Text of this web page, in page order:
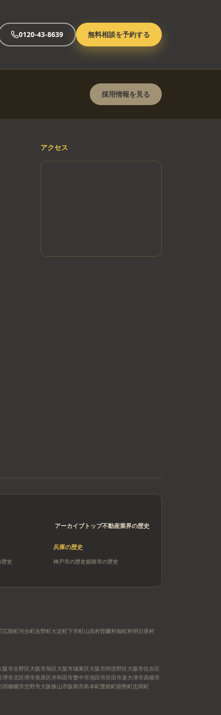
0120-43-8639 無料相談を予約する
採用情報を見る
アクセス
アーカイブトップ不動産業界の歴史
歴史
兵庫の歴史
神戸市の歴史姫路市の歴史
広陵町河合町吉野町大淀町下市町山添村曽爾村御杖村明日香村
阪市生野区大阪市旭区大阪市城東区大阪市阿倍野区大阪市住吉区
堺市北区堺市美原区岸和田市豊中市池田市吹田市泉大津市高槻市
四條畷市交野市大阪狭山市阪南市島本町豊能町能勢町忠岡町